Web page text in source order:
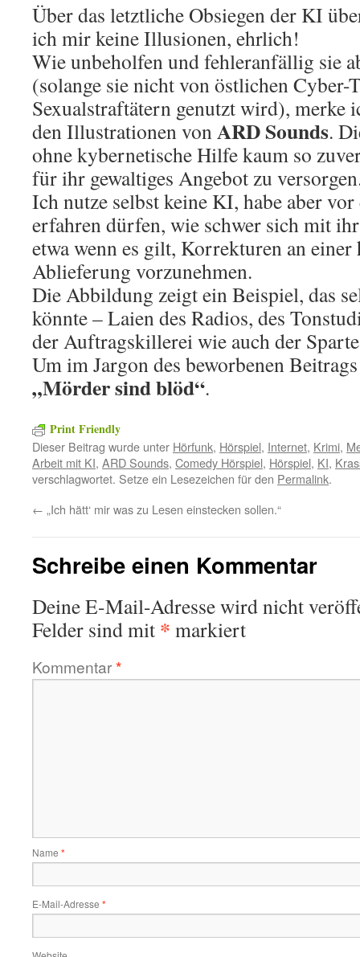
Über das letztliche Obsiegen der KI
ich mir keine Illusionen, ehrlich!
Wie unbeholfen und fehleranfällig sie
(solange sie nicht von östlichen Cyber-
Sexualstraftätern genutzt wird), merke
den Illustrationen vonARD Sounds.
ohne kybernetische Hilfe kaum so
für ihr gewaltiges Angebot zu
Ich nutze selbst keine KI, habe aber
erfahren dürfen, wie schwer sich mit
etwa wenn es gilt, Korrekturen an einer
Ablieferung vorzunehmen.
Die Abbildung zeigt ein Beispiel, das
könnte – Laien des Radios, des
der Auftragskillerei wie auch der
Um im Jargon des beworbenen
„Mörder sind blöd“.
Print Friendly
Dieser Beitrag wurde unter Hörfunk, Hörspiel, Internet, Krimi,
Arbeit mit KI, ARD Sounds, Comedy Hörspiel, Hörspiel, KI,
verschlagwortet. Setze ein Lesezeichen für den Permalink.
← „Ich hätt‘ mir was zu Lesen einstecken sollen.“
Schreibe einen Kommentar
Deine E-Mail-Adresse wird nicht
Felder sind mit * markiert
Kommentar*
Name *
E-Mail-Adresse *